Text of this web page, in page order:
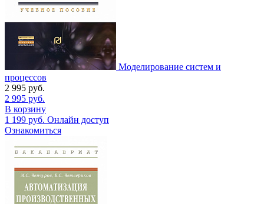
Моделирование систем и
процессов
2 995 руб.
2 995 руб.
В корзину
1 199 руб. Онлайн доступ
Ознакомиться